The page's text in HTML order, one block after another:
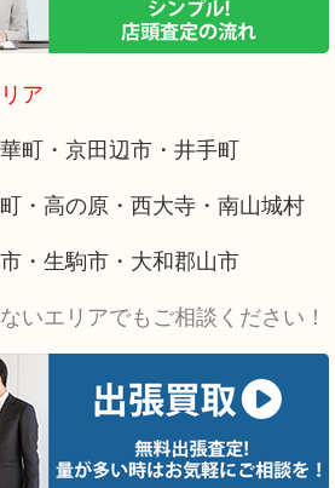
ア
町・京田辺市・井手町
・高の原・西大寺・南山城村
・生駒市・大和郡山市
いエリアでもご相談ください！